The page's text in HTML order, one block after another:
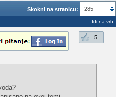
Skokni na stranicu: 285
Idi na vrh
5